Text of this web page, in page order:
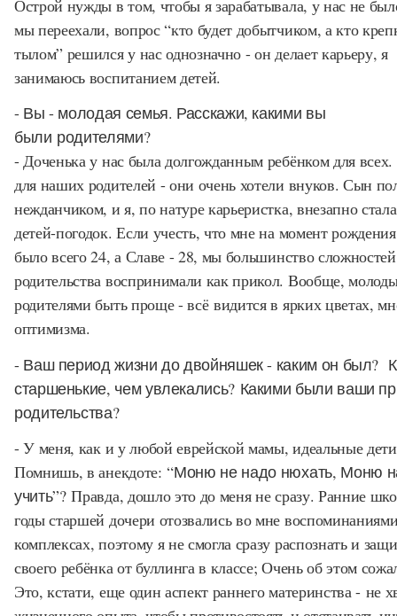
Острой нужды в том, чтобы я зарабатывала, у нас не
мы переехали, вопрос “кто будет добытчиком, а кто
тылом” решился у нас однозначно - он делает карьеру, я
занимаюсь воспитанием детей.
- Вы - молодая семья. Расскажи, какими вы
были родителями?
- Доченька у нас была долгожданным ребёнком для
для наших родителей - они очень хотели внуков. Сын
нежданчиком, и я, по натуре карьеристка, внезапно
детей-погодок. Если учесть, что мне на момент
было всего 24, а Славе - 28, мы большинство сложностей
родительства воспринимали как прикол. Вообще,
родителями быть проще - всё видится в ярких цветах,
оптимизма.
- Ваш период жизни до двойняшек - каким он был?
старшенькие, чем увлекались? Какими были ваши
родительства?
- У меня, как и у любой еврейской мамы, идеальные
Помнишь, в анекдоте:“Моню не надо нюхать, Моню
учить”? Правда, дошло это до меня не сразу. Ранние
годы старшей дочери отозвались во мне
комплексах, поэтому я не смогла сразу распознать и
своего ребёнка от буллинга в классе; Очень об этом
Это, кстати, еще один аспект раннего материнства - не